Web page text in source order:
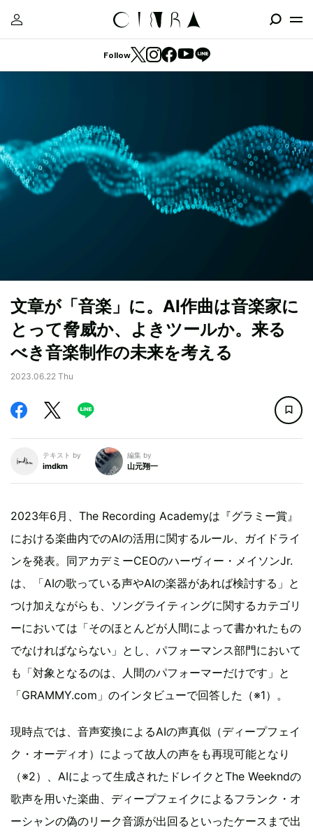
Follow
文章が「音楽」に。AI作曲は音楽家に
とって脅威か、よきツールか。来る
べき音楽制作の未来を考える
2023.06.22 Thu
テキスト by
imdkm
編集 by
山元翔一
2023年6月、The Recording Academyは『グラミー賞』
における楽曲内でのAIの活用に関するルール、ガイドライ
ンを発表。同アカデミーCEOのハーヴィー・メイソンJr.
は、「AIの歌っている声やAIの楽器があれば検討する」と
つけ加えながらも、ソングライティングに関するカテゴリ
ーにおいては「そのほとんどが人間によって書かれたもの
でなければならない」とし、パフォーマンス部門において
も「対象となるのは、人間のパフォーマーだけです」と
「GRAMMY.com」のインタビューで回答した（※1）。
現時点では、音声変換によるAIの声真似（ディープフェイ
ク・オーディオ）によって故人の声をも再現可能となり
（※2）、AIによって生成されたドレイクとThe Weekndの
歌声を用いた楽曲、ディープフェイクによるフランク・オ
ーシャンの偽のリーク音源が出回るといったケースまで出